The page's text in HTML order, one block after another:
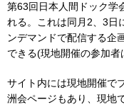
第63回日本人間ドック学
れる。これは同月2、3日
ンデマンドで配信する企
できる(現地開催の参加者
サイト内には現地開催で
洲会ページもあり、現地